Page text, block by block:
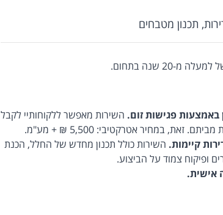
תכנון מטבחים
20 שנה בתחום.
באמצעות פגישות זום. השירות מאפשר ללקוחותיי לקבל
זאת, במחיר אטרקטיבי: 5,500 ₪ + מע"מ.
קיימות. השירות כולל תכנון מחדש של החלל, הכנת
ופיקוח צמוד על הביצוע.
אישית.